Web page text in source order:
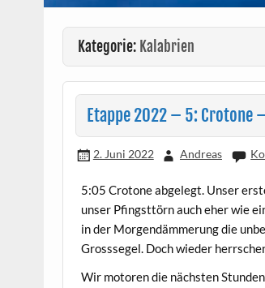
Kategorie: Kalabrien
Etappe 2022 – 5: Crotone
2. Juni 2022 Andreas
5:05 Crotone abgelegt. Unser
unser Pfingsttörn auch eher wie
in der Morgendämmerung die
Grosssegel. Doch wieder
Wir motoren die nächsten